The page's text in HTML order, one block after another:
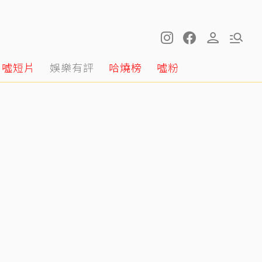
噓短片 娛樂有評 哈燒榜 噓粉